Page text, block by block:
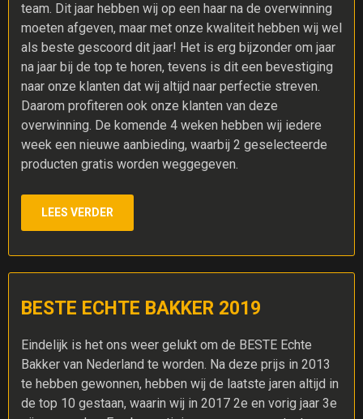
team. Dit jaar hebben wij op een haar na de overwinning
moeten afgeven, maar met onze kwaliteit hebben wij wel
als beste gescoord dit jaar! Het is erg bijzonder om jaar
na jaar bij de top te horen, tevens is dit een bevestiging
naar onze klanten dat wij altijd naar perfectie streven.
Daarom profiteren ook onze klanten van deze
overwinning. De komende 4 weken hebben wij iedere
week een nieuwe aanbieding, waarbij 2 geselecteerde
producten gratis worden weggegeven.
LEES VERDER
BESTE ECHTE BAKKER 2019
Eindelijk is het ons weer gelukt om de BESTE Echte
Bakker van Nederland te worden. Na deze prijs in 2013
te hebben gewonnen, hebben wij de laatste jaren altijd in
de top 10 gestaan, waarin wij in 2017 2e en vorig jaar 3e